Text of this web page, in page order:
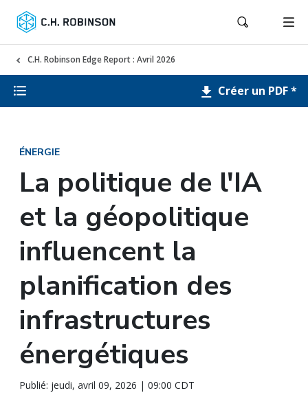
C.H. Robinson Edge Report : Avril 2026
Créer un PDF *
ÉNERGIE
La politique de l'IA
et la géopolitique
influencent la
planification des
infrastructures
énergétiques
Publié: jeudi, avril 09, 2026 | 09:00 CDT